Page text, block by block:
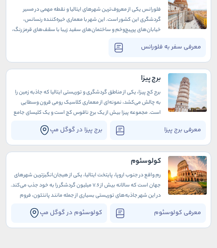
معرفی سفر به فلورانس
فلورانس یکی از معروف‌ترین شهرهای ایتالیا و نقطه‌ مهمی در مسیر
گردشگری این کشور است. این شهر با معماری خیره‌کننده رنسانس،
خیابان‌های پرپیچ‌وخم و ساختمان‌های سفید زیبا با سقف‌های قرمز رنگ،
برج پیزا
معرفی برج پیزا برج پیزا در گوگل مپ
برج کج پیزا، یکی از مناطق گردشگری و توریستی ایتالیا که جاذبه زمین را
به چالش می‌کشد، نمونه‌ای از معماری کلاسیک رومی قرون وسطایی
است. مجموعه پیزا بیش از یک برج ناقوس کج است و یک کلیسای جامع
خیره‌کننده، یک غسل تعمید صوتی جذاب، و قبرستانی پر از مجسمه در این
منطقه وجود دارد.
کولوسئوم
معرفی کولوسئوم کولوسئوم در گوگل مپ
رم واقع در جنوب اروپا، پایتخت ایتالیا، یکی از هیجان‌انگیزترین شهرهای
جهان است که سالانه بیش از 7.6 میلیون گردشگر را به خود جذب می‌کند.
در این شهر جاذبه‌های توریستی بسیاری از جمله مانند پانتئون، فروم
رومی، فواره تروی، شهر واتیکان و غیره وجود دارد که در این میان نباید
بازدید از کولوسئوم، یکی از معتبرترین مکان‌های تاریخی جهان را از دست
بدهید.